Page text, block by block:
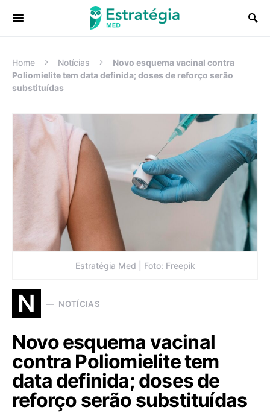
Procurar:
Home Notícias
Novo esquema vacinal contra
Poliomielite tem data definida; doses de reforço serão
substituídas
Estratégia Med | Foto: Freepik
N NOTÍCIAS
Novo esquema vacinal
contra Poliomielite tem
data definida; doses de
reforço serão substituídas